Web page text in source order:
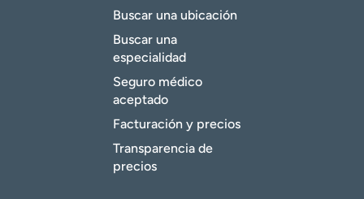
Buscar una ubicación
Buscar una
especialidad
Seguro médico
aceptado
Facturación y precios
Transparencia de
precios